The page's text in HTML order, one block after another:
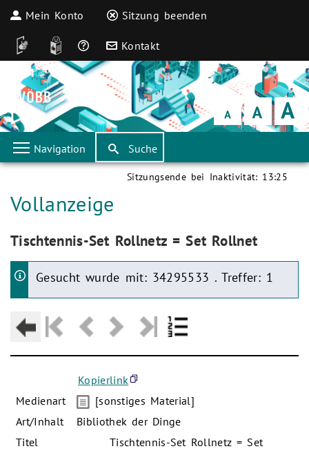
Mein Konto Sitzung beenden
DGS Leichte Sprache
Häufige Fragen
Kontakt
Schrift
klein Schrift
normal Schrift
groß
Navigation Suche
Sitzungsende bei Inaktivität: 13:25
Aktuelle Seite:
Vollanzeige
Aktuelle Seite:
Tischtennis-Set Rollnetz = Set Rollnet
Gesucht wurde mit: 34295533 . Treffer: 1
Kopierlink
Medienart
[sonstiges Material]
Art/Inhalt
Bibliothek der Dinge
Titel
Tischtennis-Set Rollnetz = Set